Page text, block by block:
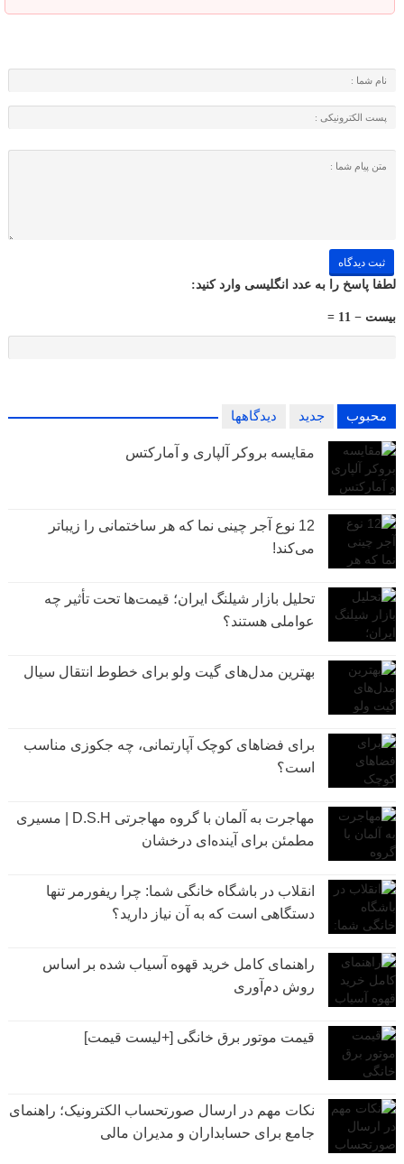
لطفا پاسخ را به عدد انگلیسی وارد کنید:
بیست − 11 =
محبوب جدید دیدگاهها
مقایسه بروکر آلپاری و آمارکتس
12 نوع آجر چینی نما که هر ساختمانی را زیباتر
می‌کند!
تحلیل بازار شیلنگ ایران؛ قیمت‌ها تحت تأثیر چه
عواملی هستند؟
بهترین مدل‌های گیت ولو برای خطوط انتقال سیال
برای فضاهای کوچک آپارتمانی، چه جکوزی مناسب
است؟
مهاجرت به آلمان با گروه مهاجرتی D.S.H | مسیری
مطمئن برای آینده‌ای درخشان
انقلاب در باشگاه خانگی شما: چرا ریفورمر تنها
دستگاهی است که به آن نیاز دارید؟
راهنمای کامل خرید قهوه آسیاب شده بر اساس
روش دم‌آوری
قیمت موتور برق خانگی [+لیست قیمت]
نکات مهم در ارسال صورتحساب الکترونیک؛ راهنمای
جامع برای حسابداران و مدیران مالی